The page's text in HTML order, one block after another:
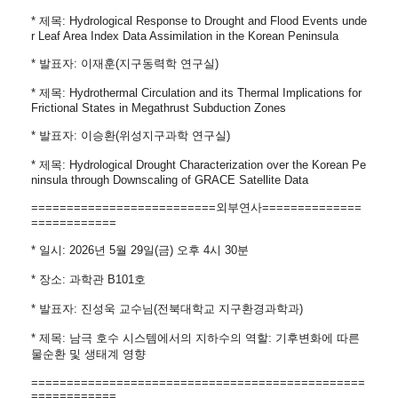
* 제목: Hydrological Response to Drought and Flood Events unde
r Leaf Area Index Data Assimilation in the Korean Peninsula
* 발표자: 이재훈(지구동력학 연구실)
* 제목: Hydrothermal Circulation and its Thermal Implications for
Frictional States in Megathrust Subduction Zones
* 발표자: 이승환(위성지구과학 연구실)
* 제목: Hydrological Drought Characterization over the Korean Pe
ninsula through Downscaling of GRACE Satellite Data
==========================외부연사==============
============
* 일시: 2026년 5월 29일(금) 오후 4시 30분
* 장소: 과학관 B101호
* 발표자: 진성욱 교수님(전북대학교 지구환경과학과)
* 제목: 남극 호수 시스템에서의 지하수의 역할: 기후변화에 따른
물순환 및 생태계 영향
===============================================